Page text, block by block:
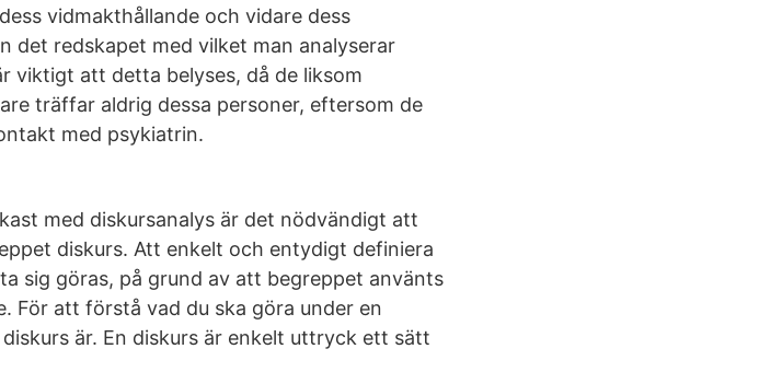
vidmakthållande och vidare dess
det redskapet med vilket man analyserar
viktigt att detta belyses, då de liksom
träffar aldrig dessa personer, eftersom de
med psykiatrin.
med diskursanalys är det nödvändigt att
diskurs. Att enkelt och entydigt definiera
sig göras, på grund av att begreppet använts
För att förstå vad du ska göra under en
är. En diskurs är enkelt uttryck ett sätt